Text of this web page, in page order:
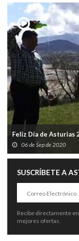
Feliz Día de Asturias
06 de Sep de 2020
SUSCRÍBETE A
Recibe directamente
mejores ofertas.